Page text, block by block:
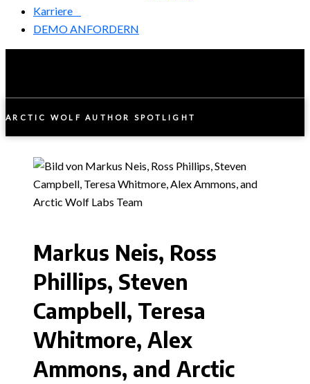
Karriere
DEMO ANFORDERN
ARCTIC WOLF AUTHOR SPOTLIGHT
Markus Neis, Ross
Phillips, Steven
Campbell, Teresa
Whitmore, Alex
Ammons, and Arctic